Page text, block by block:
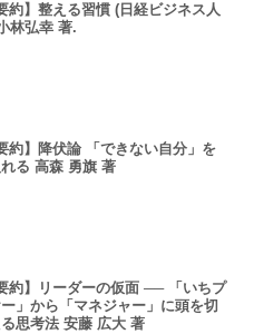
約】整える習慣 (日経ビジネス人
林弘幸 著.
約】降伏論 「できない自分」を
る 高森 勇旗 著
約】リーダーの仮面 ── 「いちプ
」から「マネジャー」に頭を切
る思考法 安藤 広大 著